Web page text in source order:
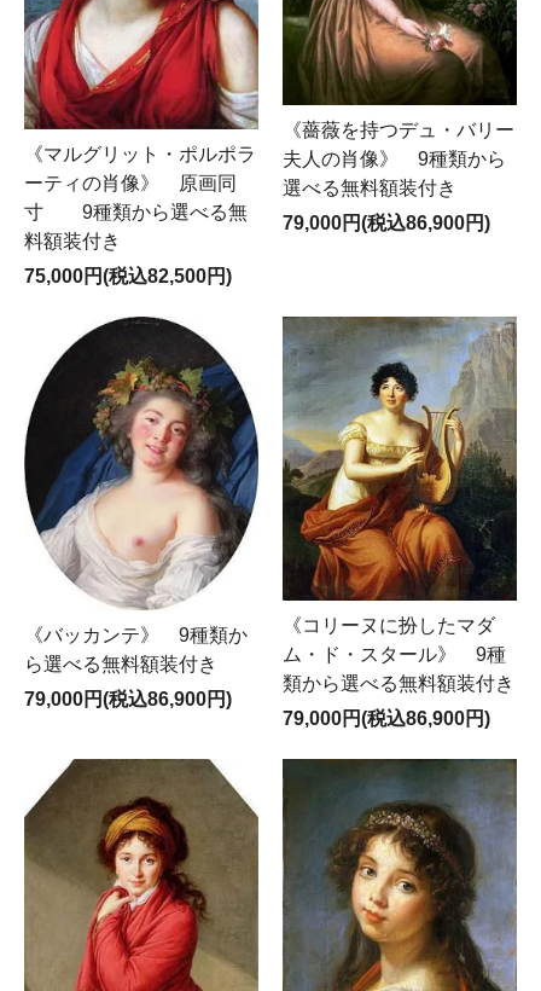
《マルグリット・ポルポラ
ーティの肖像》 原画同
寸 9種類から選べる無
料額装付き
75,000円(税込82,500円)
《薔薇を持つデュ・バリー
夫人の肖像》 9種類から
選べる無料額装付き
79,000円(税込86,900円)
《バッカンテ》 9種類か
ら選べる無料額装付き
79,000円(税込86,900円)
《コリーヌに扮したマダ
ム・ド・スタール》 9種
類から選べる無料額装付き
79,000円(税込86,900円)